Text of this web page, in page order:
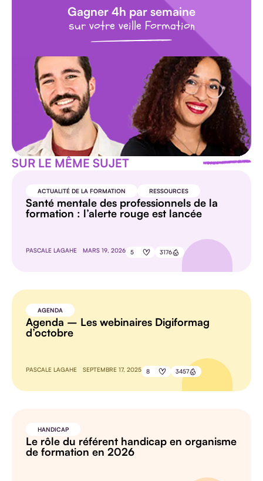
Gagner 4h par semaine
sur votre veille Formation
SUR LE MÊME SUJET
ACTUALITÉ DE LA FORMATION RESSOURCES
Santé mentale des professionnels de la
formation : l’alerte rouge est lancée
PASCALE LAGAHE MARS 19, 2026 5 3176
AGENDA
Agenda – Les webinaires Digiformag
d’octobre
PASCALE LAGAHE SEPTEMBRE 17, 2025 8 3457
HANDICAP
Le rôle du référent handicap en organisme
de formation en 2026